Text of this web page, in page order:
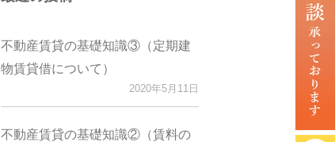
不動産賃貸の基礎知識③（定期建
物賃貸借について）
2020年5月11日
不動産賃貸の基礎知識②（賃料の